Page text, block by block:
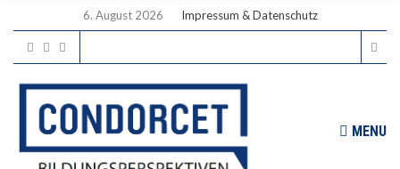
6. August 2026 Impressum & Datenschutz
MENU